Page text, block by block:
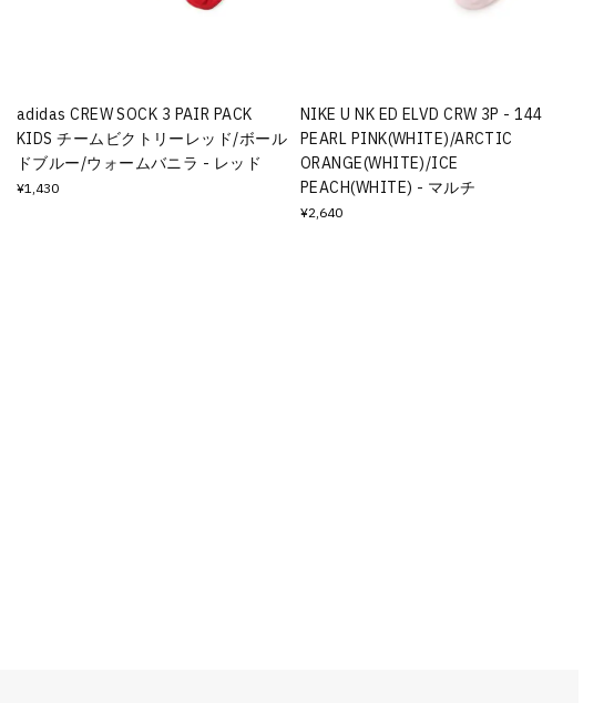
adidas CREW SOCK 3 PAIR PACK
KIDS チームビクトリーレッド/ボール
ドブルー/ウォームバニラ - レッド
¥1,430
NIKE U NK ED ELVD CRW 3P - 144
PEARL PINK(WHITE)/ARCTIC
ORANGE(WHITE)/ICE
PEACH(WHITE) - マルチ
¥2,640